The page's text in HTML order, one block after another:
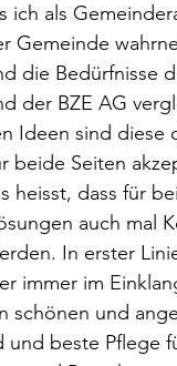
ich als
Gemeinde
die Bedürfnisse
der BZE AG
Ideen sind diese
beide Seiten
heisst, dass für
auch mal
In erster
immer im
schönen und
und beste Pflege